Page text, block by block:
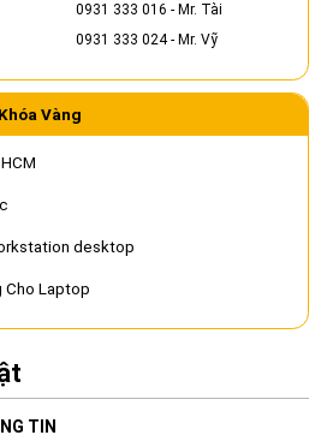
0931 333 016 - Mr. Tài
0931 333 024- Mr. Vỹ
Vàng
desktop
Cho Laptop
TIN